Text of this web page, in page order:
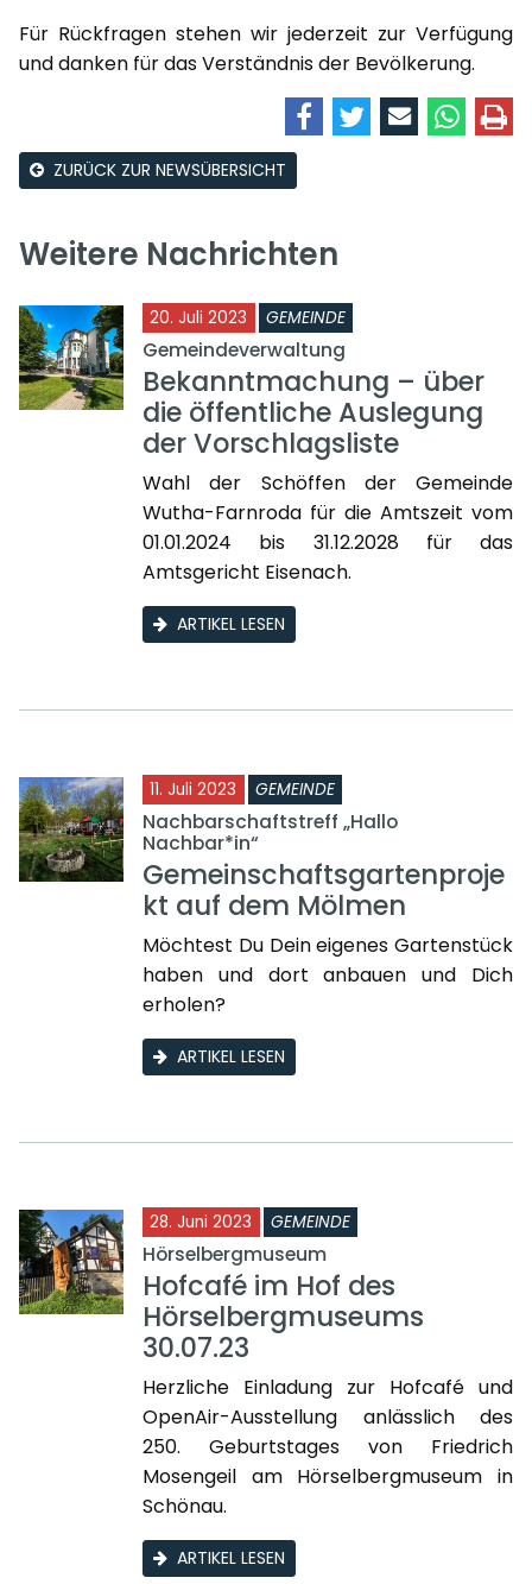
Für Rückfragen stehen wir jederzeit zur Verfügung
und danken für das Verständnis der Bevölkerung.
ZURÜCK ZUR NEWSÜBERSICHT
Weitere Nachrichten
20. Juli 2023 GEMEINDE
Gemeindeverwaltung
Bekanntmachung – über
die öffentliche Auslegung
der Vorschlagsliste
Wahl der Schöffen der Gemeinde
Wutha-Farnroda für die Amtszeit vom
01.01.2024 bis 31.12.2028 für das
Amtsgericht Eisenach.
ARTIKEL LESEN
11. Juli 2023 GEMEINDE
Nachbarschaftstreff „Hallo
Nachbar*in“
Gemeinschaftsgartenproje
kt auf dem Mölmen
Möchtest Du Dein eigenes Gartenstück
haben und dort anbauen und Dich
erholen?
ARTIKEL LESEN
28. Juni 2023 GEMEINDE
Hörselbergmuseum
Hofcafé im Hof des
Hörselbergmuseums
30.07.23
Herzliche Einladung zur Hofcafé und
OpenAir-Ausstellung anlässlich des
250. Geburtstages von Friedrich
Mosengeil am Hörselbergmuseum in
Schönau.
ARTIKEL LESEN